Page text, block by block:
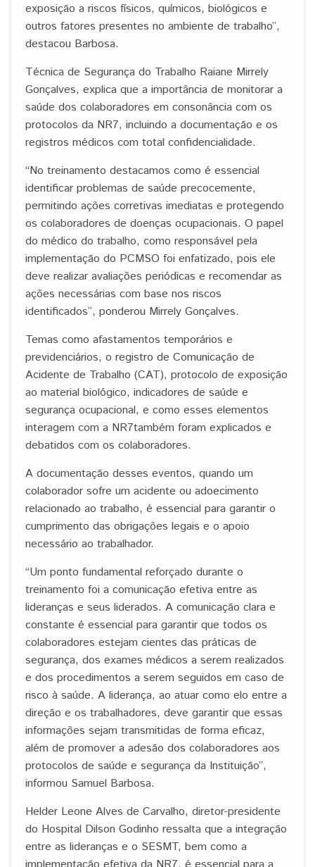
exposição a riscos físicos, químicos, biológicos e
outros fatores presentes no ambiente de trabalho”,
destacou Barbosa.
Técnica de Segurança do Trabalho Raiane Mirrely
Gonçalves, explica que a importância de monitorar a
saúde dos colaboradores em consonância com os
protocolos da NR7, incluindo a documentação e os
registros médicos com total confidencialidade.
“No treinamento destacamos como é essencial
identificar problemas de saúde precocemente,
permitindo ações corretivas imediatas e protegendo
os colaboradores de doenças ocupacionais. O papel
do médico do trabalho, como responsável pela
implementação do PCMSO foi enfatizado, pois ele
deve realizar avaliações periódicas e recomendar as
ações necessárias com base nos riscos
identificados”, ponderou Mirrely Gonçalves.
Temas como afastamentos temporários e
previdenciários, o registro de Comunicação de
Acidente de Trabalho (CAT), protocolo de exposição
ao material biológico, indicadores de saúde e
segurança ocupacional, e como esses elementos
interagem com a NR7também foram explicados e
debatidos com os colaboradores.
A documentação desses eventos, quando um
colaborador sofre um acidente ou adoecimento
relacionado ao trabalho, é essencial para garantir o
cumprimento das obrigações legais e o apoio
necessário ao trabalhador.
“Um ponto fundamental reforçado durante o
treinamento foi a comunicação efetiva entre as
lideranças e seus liderados. A comunicação clara e
constante é essencial para garantir que todos os
colaboradores estejam cientes das práticas de
segurança, dos exames médicos a serem realizados
e dos procedimentos a serem seguidos em caso de
risco à saúde. A liderança, ao atuar como elo entre a
direção e os trabalhadores, deve garantir que essas
informações sejam transmitidas de forma eficaz,
além de promover a adesão dos colaboradores aos
protocolos de saúde e segurança da Instituição”,
informou Samuel Barbosa.
Helder Leone Alves de Carvalho, diretor-presidente
do Hospital Dilson Godinho ressalta que a integração
entre as lideranças e o SESMT, bem como a